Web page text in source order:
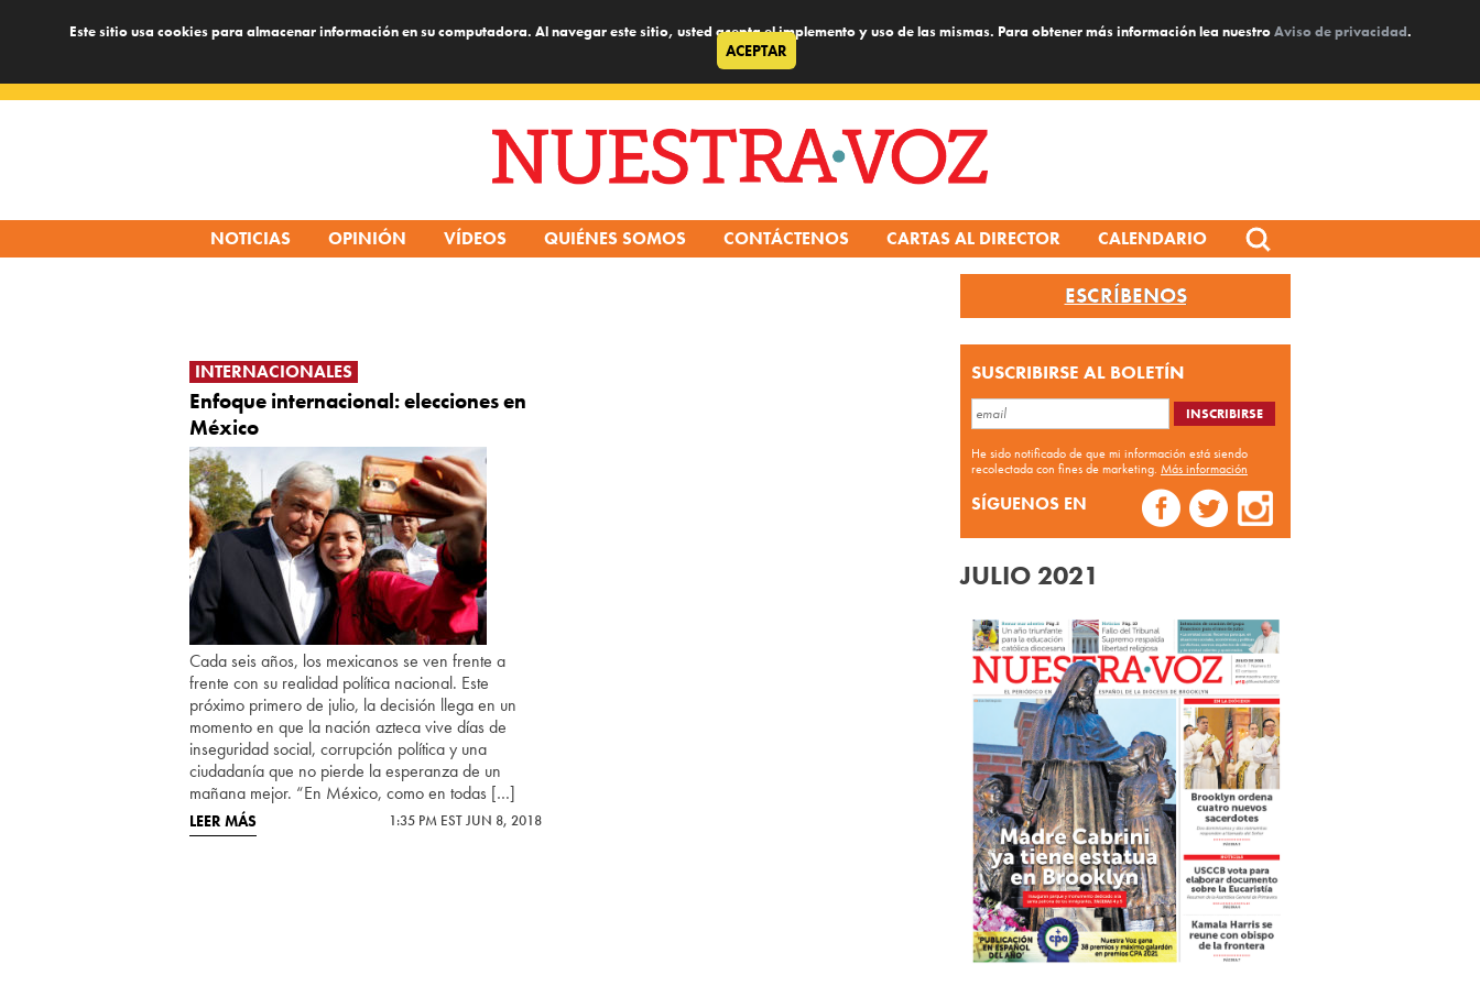
Este sitio usa cookies para almacenar información en su computadora. Al navegar este sitio, usted acepta el implemento y uso de las mismas. Para obtener más información lea nuestroAviso de privacidad.
ACEPTAR
NOTICIAS OPINIÓN VÍDEOS QUIÉNES SOMOS CONTÁCTENOS CARTAS AL DIRECTOR CALENDARIO
Search
for:
INTERNACIONALES
Enfoque internacional: elecciones en
México
Cada seis años, los mexicanos se ven frente a
frente con su realidad política nacional. Este
próximo primero de julio, la decisión llega en un
momento en que la nación azteca vive días de
inseguridad social, corrupción política y una
ciudadanía que no pierde la esperanza de un
mañana mejor. “En México, como en todas […]
LEER MÁS 1:35 PM EST JUN 8, 2018
ESCRÍBENOS
SUSCRIBIRSE AL BOLETÍN
He sido notificado de que mi información está siendo
recolectada con fines de marketing. Más información
SÍGUENOS EN
JULIO 2021